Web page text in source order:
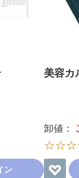
ン
美容カ
卸値：